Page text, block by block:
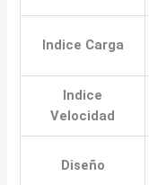
Indice Carga
Indice
Velocidad
Diseño